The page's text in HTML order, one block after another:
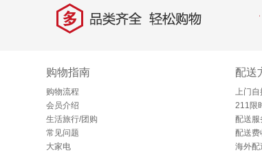
多 品类齐全，轻松购物
购物指南
购物流程
会员介绍
生活旅行/团购
常见问题
大家电
配送
上门自
211限
配送服
配送
海外配